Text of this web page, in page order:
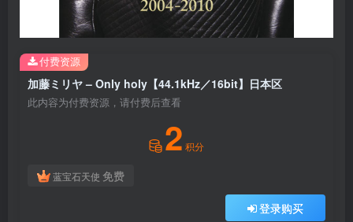
加藤ミリヤ – Only holy【44.1kHz／16bit】日本区
此内容为付费资源，请付费后查看
2 积分
蓝宝石天使 免费
登录购买
付费资源